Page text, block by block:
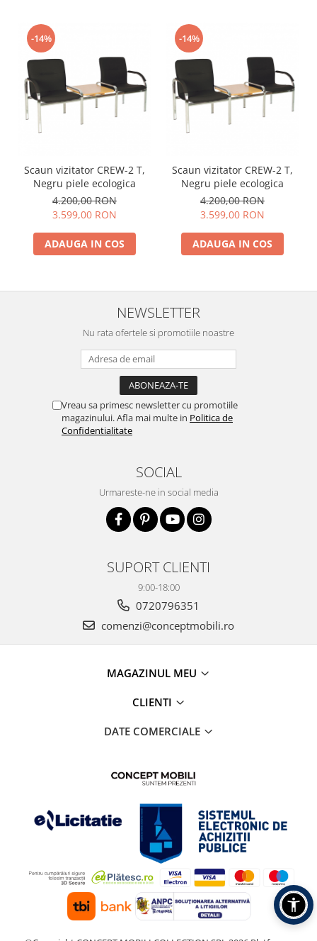
-14%
Scaun vizitator CREW-2 T,
Negru piele ecologica
4.200,00 RON
3.599,00 RON
ADAUGA IN COS
-14%
Scaun vizitator CREW-2 T,
Negru piele ecologica
4.200,00 RON
3.599,00 RON
ADAUGA IN COS
NEWSLETTER
Nu rata ofertele si promotiile noastre
Vreau sa primesc newsletter cu promotiile
magazinului. Afla mai multe in Politica de
Confidentialitate
SOCIAL
Urmareste-ne in social media
SUPORT CLIENTI
9:00-18:00
0720796351
comenzi@conceptmobili.ro
MAGAZINUL MEU
CLIENTI
DATE COMERCIALE